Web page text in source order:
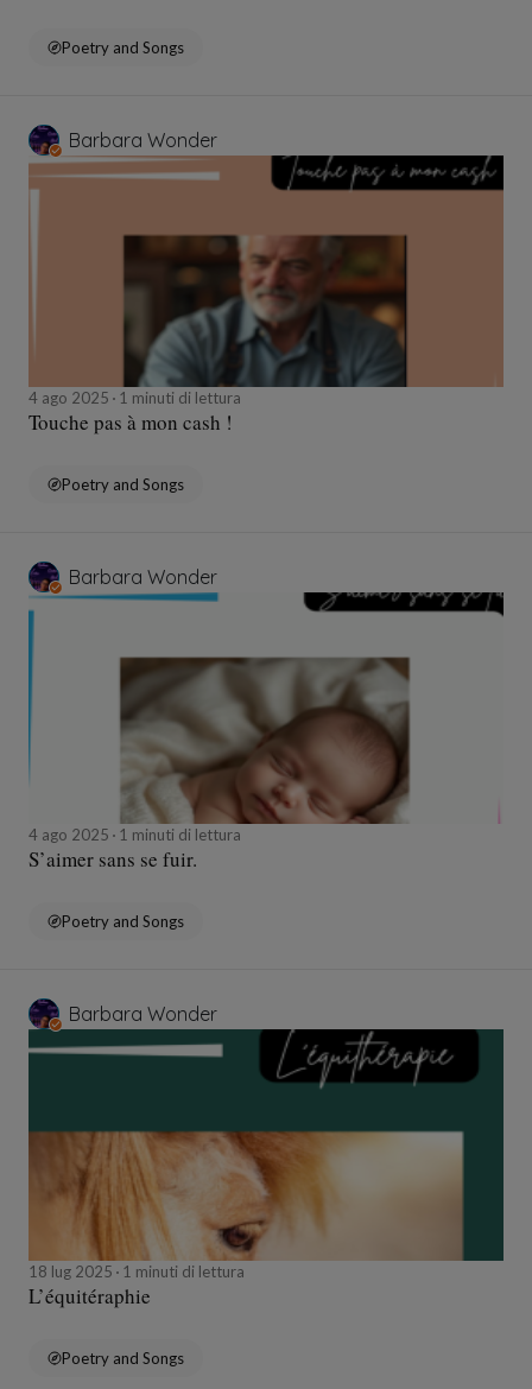
Poetry and Songs
Barbara Wonder
4 ago 2025 1 minuti di lettura
Touche pas à mon cash !
Poetry and Songs
Barbara Wonder
4 ago 2025 1 minuti di lettura
S’aimer sans se fuir.
Poetry and Songs
Barbara Wonder
18 lug 2025 1 minuti di lettura
L’équitéraphie
Poetry and Songs